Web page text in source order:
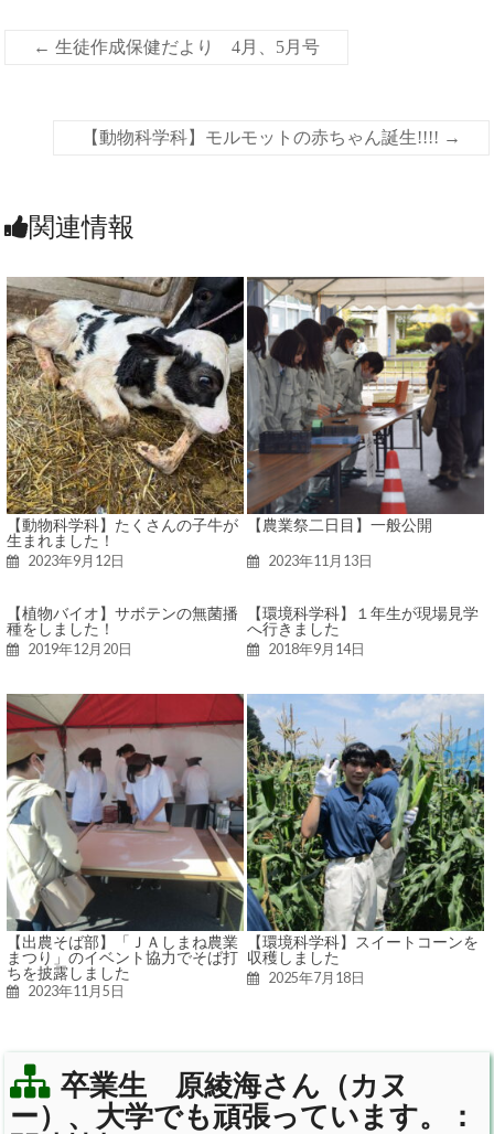
← 生徒作成保健だより 4月、5月号
【動物科学科】モルモットの赤ちゃん誕生!!!! →
関連情報
【動物科学科】たくさんの子牛が
生まれました！
2023年9月12日
【農業祭二日目】一般公開
2023年11月13日
【植物バイオ】サボテンの無菌播
種をしました！
2019年12月20日
【環境科学科】１年生が現場見学
へ行きました
2018年9月14日
【出農そば部】「ＪＡしまね農業
まつり」のイベント協力でそば打
ちを披露しました
2023年11月5日
【環境科学科】スイートコーンを
収穫しました
2025年7月18日
卒業生 原綾海さん（カヌ
ー）、大学でも頑張っています。：